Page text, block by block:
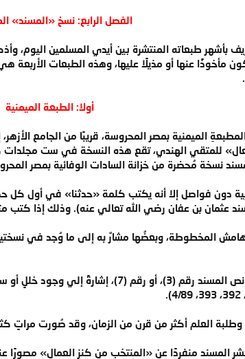
الفصل الرابع: نسخ «المسند»
بأشهر طبعاته المنتشرة بين أيدي المسلمين
مأخوذًا عنها أو مذيلًا عليها، وهذه الطبعات
أولا: الطبعة الميمنية
للمتقي الهندي، تقع هذه النسخة في ست مجلدات
دون فواصل إلا أنه يكتب كلمة «حدثنا» في أول كل
عثمان بن عفان رضي الله تعالي عنه). وذلك إذا كتب
بمواضعٍ متعددةً منها وُضع في أثناء نص
العلم أكثر من قرن من الزمان، وقد صُورت مراتٍ
المسند منفردًا عن «المنتخب من كنز العمال» مصورًا